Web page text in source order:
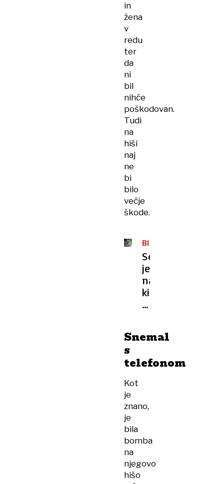
in
žena
v
redu
ter
da
ni
bil
nihče
poškodovan.
Tudi
na
hiši
naj
ne
bi
bilo
večje
škode.
BEOGRAD
Se
je
napadalec,
ki
je
na
Zdravka
se
tudi
zvezdnik
Snemal
s
telefonom
Kot
je
znano,
je
bila
bomba
na
njegovo
hišo